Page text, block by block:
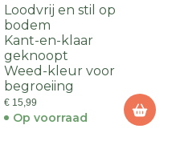
SIZE 4 2PCS WEED
Loodvrij en stil op
bodem
Kant-en-klaar
geknoopt
Weed-kleur voor
begroeiing
€ 15,99
Op voorraad